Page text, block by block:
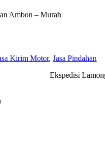
Ambon – Murah
Kirim Motor, Jasa Pindahan
Ekspedisi